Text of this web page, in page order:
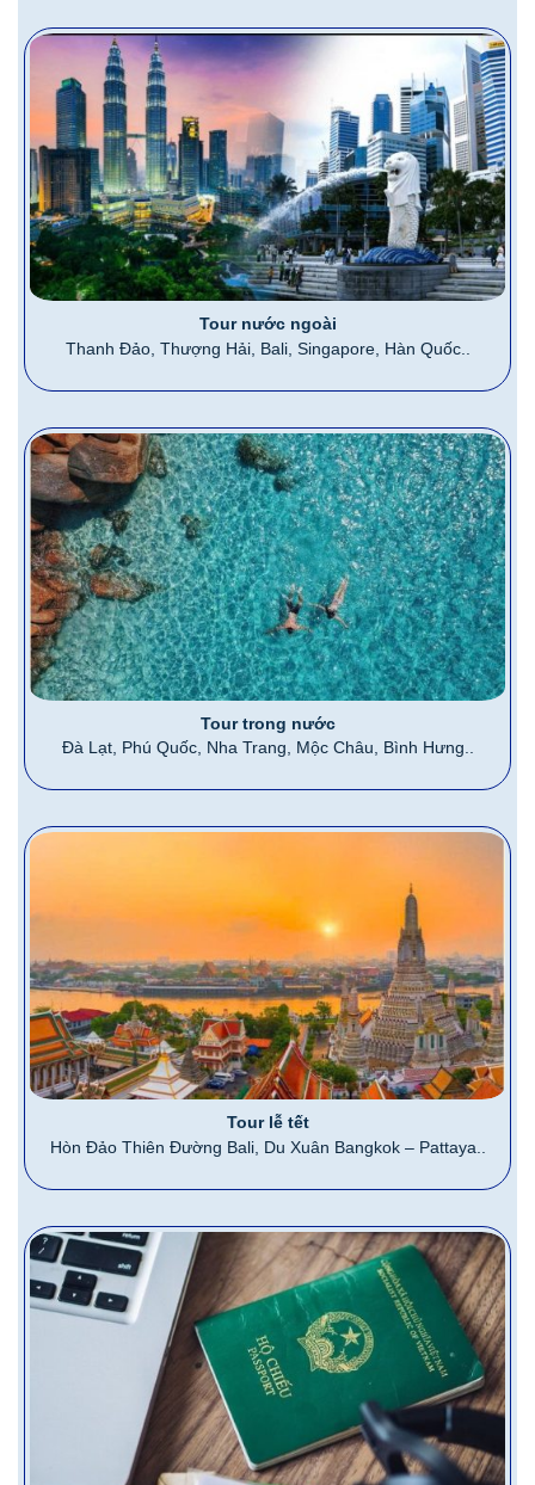
Tour nước ngoài
Thanh Đảo, Thượng Hải, Bali, Singapore, Hàn Quốc..
Tour trong nước
Đà Lạt, Phú Quốc, Nha Trang, Mộc Châu, Bình Hưng..
Tour lễ tết
Hòn Đảo Thiên Đường Bali, Du Xuân Bangkok – Pattaya..